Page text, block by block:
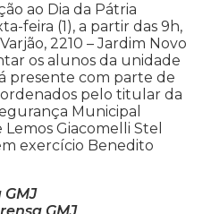
ao Dia da Pátria
feira (1), a partir das 9h,
2210 – Jardim Novo
os alunos da unidade
presente com parte de
pelo titular da
Municipal
Giacomelli Stel
exercício Benedito